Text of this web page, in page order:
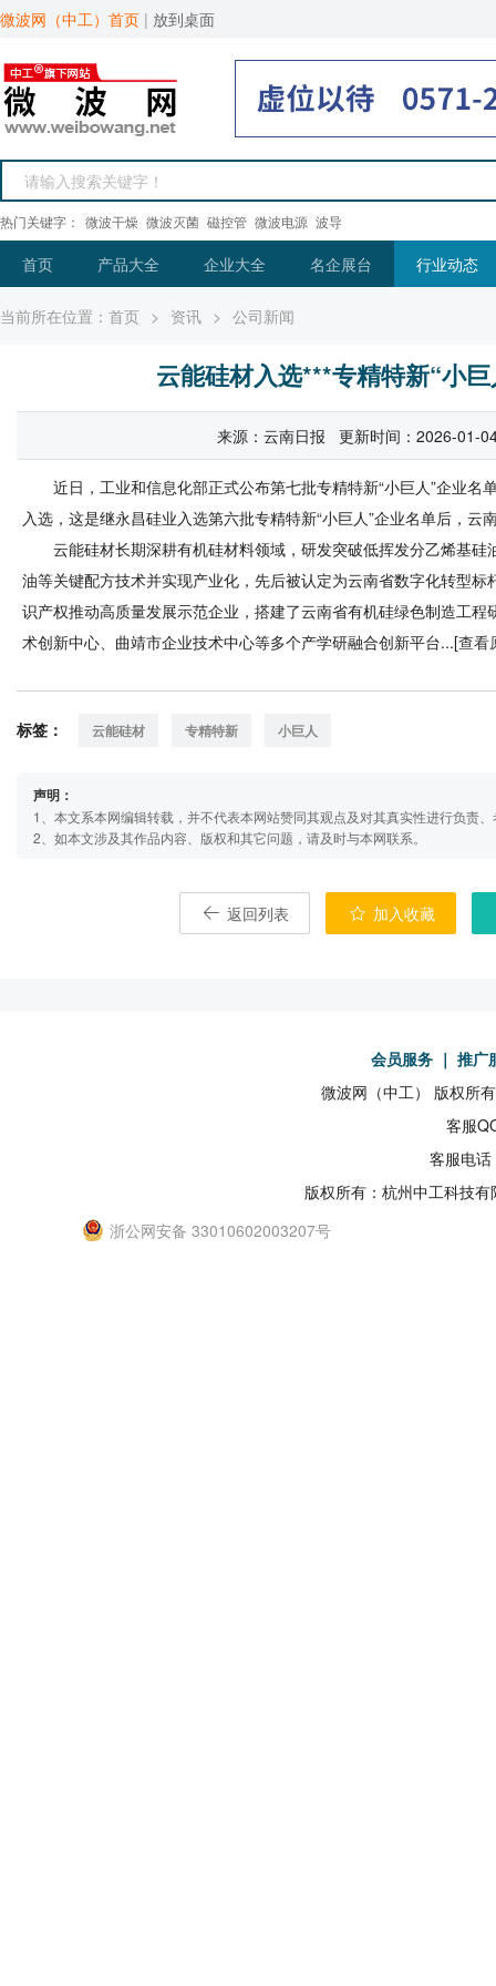
微波网（中工）首页 | 放到桌面
热门关键字： 微波干燥 微波灭菌 磁控管 微波电源 波导
首页 产品大全 企业大全 名企展台 行业动态
当前所在位置： 首页 > 资讯 > 公司新闻
云能硅材入选***专精特新“小
来源：云南日报 更新时间：2026-01-
近日，工业和信息化部正式公布第七批专精特新“小巨人”企业名
入选，这是继永昌硅业入选第六批专精特新“小巨人”企业名单后，云
云能硅材长期深耕有机硅材料领域，研发突破低挥发分乙烯基硅
油等关键配方技术并实现产业化，先后被认定为云南省数字化转型
识产权推动高质量发展示范企业，搭建了云南省有机硅绿色制造工
术创新中心、曲靖市企业技术中心等多个产学研融合创新平台...[查看
标签： 云能硅材 专精特新 小巨人
声明：
1、本文系本网编辑转载，并不代表本网站赞同其观点及对其真实性进行负责
2、如本文涉及其作品内容、版权和其它问题，请及时与本网联系。
返回列表 加入收藏
会员服务 ｜ 推广
微波网（中工） 版权所
客服
客服电
版权所有：杭州中工科技
浙公网安备 33010602003207号